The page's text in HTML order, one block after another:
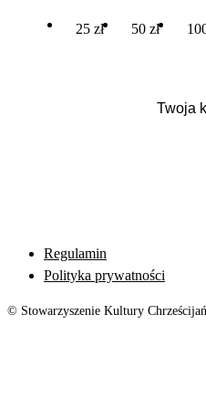
25 zł 50 zł
Regulamin
Polityka prywatności
© Stowarzyszenie Kultury